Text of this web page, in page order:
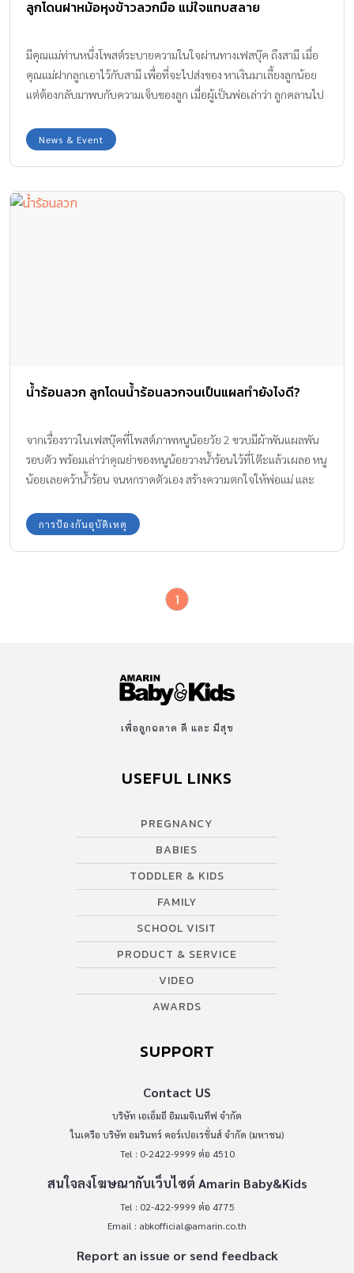
ลูกโดนฝาหม้อหุงข้าวลวกมือ แม่ใจแทบสลาย
มีคุณแม่ท่านหนึ่งโพสต์ระบายความในใจผ่านทางเฟสบุ๊ค ถึงสามี เมื่อ
คุณแม่ฝากลูกเอาไว้กับสามี เพื่อที่จะไปส่งของ หาเงินมาเลี้ยงลูกน้อย
แต่ต้องกลับมาพบกับความเจ็บของลูก เมื่อผู้เป็นพ่อเล่าว่า ลูกคลานไป
ลูก News & Event
น้ำร้อนลวก ลูกโดนน้ำร้อนลวกจนเป็นแผลทำยังไงดี?
จากเรื่องราวในเฟสบุ๊คที่โพสต์ภาพหนูน้อยวัย 2 ขวบมีผ้าพันแผลพัน
รอบตัว พร้อมเล่าว่าคุณย่าของหนูน้อยวางน้ำร้อนไว้ที่โต๊ะแล้วเผลอ หนู
น้อยเลยคว้าน้ำร้อน จนหกราดตัวเอง สร้างความตกใจให้พ่อแม่ และ
กันค่ะการป้องกันอุบัติเหตุ
1
เพื่อลูกฉลาด ดี และ มีสุข
USEFUL LINKS
PREGNANCY
BABIES
TODDLER & KIDS
FAMILY
SCHOOL VISIT
PRODUCT & SERVICE
VIDEO
AWARDS
SUPPORT
Contact US
บริษัท เอเอ็มอี อิมเมจิเนทีฟ จำกัด
ในเครือ บริษัท อมรินทร์ คอร์เปอเรชั่นส์ จำกัด (มหาชน)
Tel : 0-2422-9999 ต่อ 4510
สนใจลงโฆษณากับเว็บไซต์ Amarin Baby&Kids
Tel : 02-422-9999 ต่อ 4775
Email : abkofficial@amarin.co.th
Report an issue or send feedback